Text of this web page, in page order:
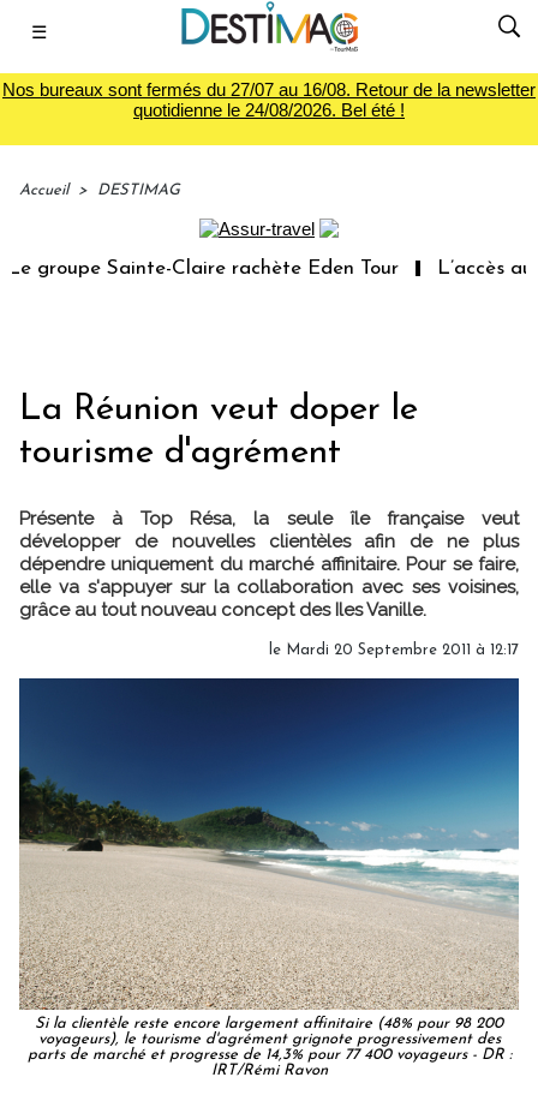
☰
Nos bureaux sont fermés du 27/07 au 16/08. Retour de la newsletter
quotidienne le 24/08/2026. Bel été !
Accueil > DESTIMAG
groupe Sainte-Claire rachète Eden Tour L’accès
La Réunion veut doper le
tourisme d'agrément
Présente à Top Résa, la seule île française veut
développer de nouvelles clientèles afin de ne plus
dépendre uniquement du marché affinitaire. Pour se faire,
elle va s'appuyer sur la collaboration avec ses voisines,
grâce au tout nouveau concept des Iles Vanille.
le Mardi 20 Septembre 2011 à 12:17
Si la clientèle reste encore largement affinitaire (48% pour 98 200
voyageurs), le tourisme d'agrément grignote progressivement des
parts de marché et progresse de 14,3% pour 77 400 voyageurs - DR :
IRT/Rémi Ravon